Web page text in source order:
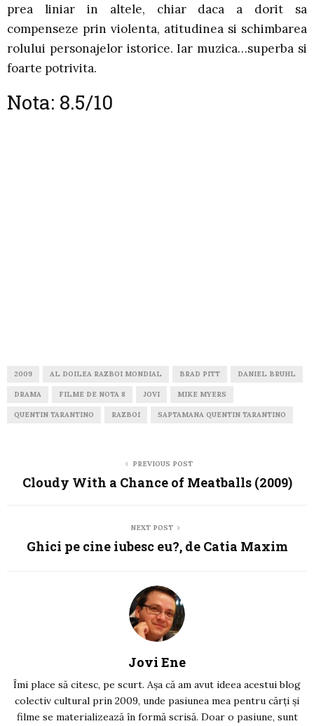
prea liniar in altele, chiar daca a dorit sa
compenseze prin violenta, atitudinea si schimbarea
rolului personajelor istorice. Iar muzica…superba si
foarte potrivita.
Nota: 8.5/10
2009 AL DOILEA RAZBOI MONDIAL BRAD PITT DANIEL BRUHL
DRAMA FILME DE NOTA 8 JOVI MIKE MYERS
QUENTIN TARANTINO RAZBOI SAPTAMANA QUENTIN TARANTINO
PREVIOUS POST
Cloudy With a Chance of Meatballs (2009)
NEXT POST
Ghici pe cine iubesc eu?, de Catia Maxim
Jovi Ene
Îmi place să citesc, pe scurt. Așa că am avut ideea acestui blog
colectiv cultural prin 2009, unde pasiunea mea pentru cărți și
filme se materializează în formă scrisă. Doar o pasiune, sunt